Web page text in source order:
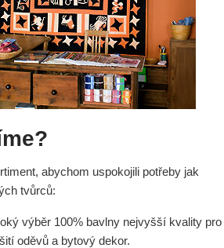
abychom uspokojili potřeby jak
tvůrců:
výběr 100% bavlny nejvyšší kvality pro
oděvů a bytový dekor.